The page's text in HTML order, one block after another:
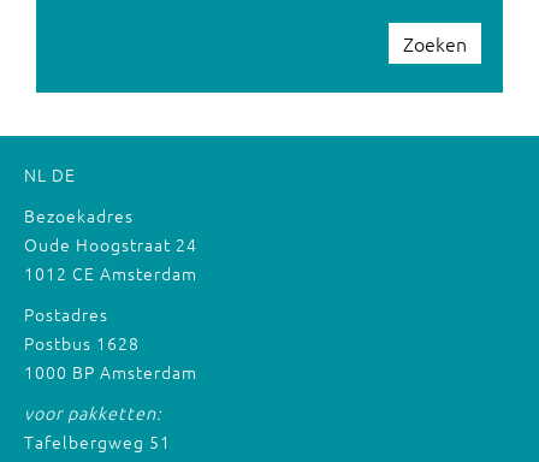
Zoeken
NL DE
Bezoekadres
Oude Hoogstraat 24
1012 CE Amsterdam
Postadres
Postbus 1628
1000 BP Amsterdam
voor pakketten:
Tafelbergweg 51